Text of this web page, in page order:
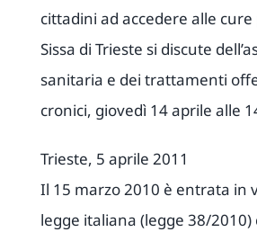
cittadini ad accedere alle
Sissa di Trieste si discute
sanitaria e dei trattamenti
cronici, giovedì 14 aprile alle
Trieste, 5 aprile 2011
Il 15 marzo 2010 è entrata in
legge italiana (legge 38/2010)